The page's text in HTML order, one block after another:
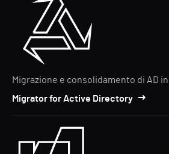
Migrazione e consolidamento di AD
Migrator for Active Directory